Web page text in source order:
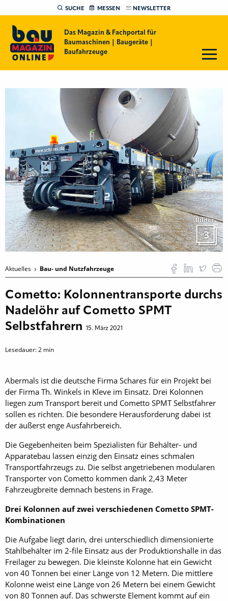
SUCHE MESSEN NEWSLETTER
Das Magazin & Fachportal für
Baumaschinen | Baugeräte |
Baufahrzeuge
Bilder
3
Aktuelles Bau- und Nutzfahrzeuge
Cometto: Kolonnentransporte durchs
Nadelöhr auf Cometto SPMT
Selbstfahrern
15. März 2021
Lesedauer:2 min
Abermals ist die deutsche Firma Schares für ein Projekt bei
der Firma Th. Winkels in Kleve im Einsatz. Drei Kolonnen
liegen zum Transport bereit und Cometto SPMT Selbstfahrer
sollen es richten. Die besondere Herausforderung dabei ist
der äußerst enge Ausfahrbereich.
Die Gegebenheiten beim Spezialisten für Behälter- und
Apparatebau lassen einzig den Einsatz eines schmalen
Transportfahrzeugs zu. Die selbst angetriebenen modularen
Transporter von Cometto kommen dank 2,43 Meter
Fahrzeugbreite demnach bestens in Frage.
Drei Kolonnen auf zwei verschiedenen Cometto SPMT-
Kombinationen
Die Aufgabe liegt darin, drei unterschiedlich dimensionierte
Stahlbehälter im 2-file Einsatz aus der Produktionshalle in das
Freilager zu bewegen. Die kleinste Kolonne hat ein Gewicht
von 40 Tonnen bei einer Länge von 12 Metern. Die mittlere
Kolonne weist eine Länge von 26 Metern bei einem Gewicht
von 80 Tonnen auf. Das schwerste Element kommt auf ein